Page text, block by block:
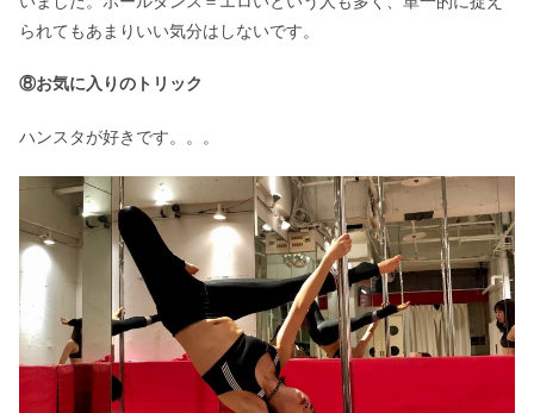
られてもあまりいい気分はしないです。
⑧お気に入りのトリック
ハンスタが好きです。。。